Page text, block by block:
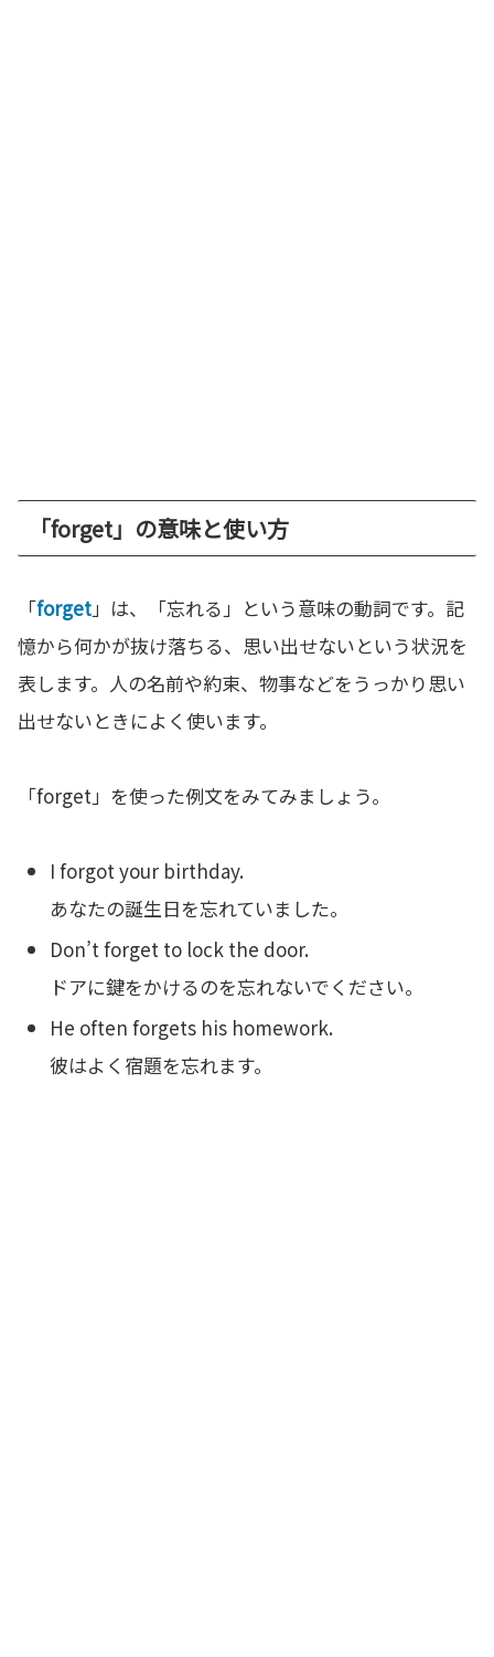
「forget」の意味と使い方
「forget」は、「忘れる」という意味の動詞です。記
憶から何かが抜け落ちる、思い出せないという状況を
表します。人の名前や約束、物事などをうっかり思い
出せないときによく使います。
「forget」を使った例文をみてみましょう。
I forgot your birthday.
あなたの誕生日を忘れていました。
Don’t forget to lock the door.
ドアに鍵をかけるのを忘れないでください。
He often forgets his homework.
彼はよく宿題を忘れます。